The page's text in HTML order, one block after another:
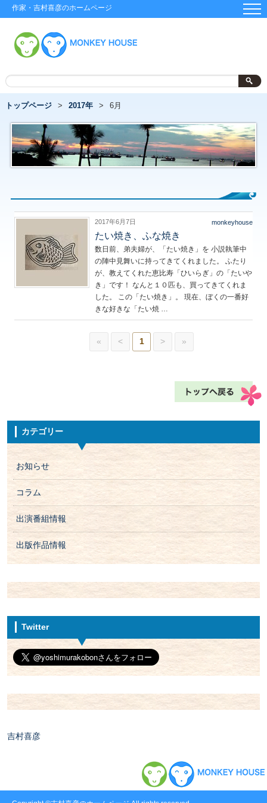
作家・吉村喜彦のホームページ
トップページ 2017年 6月
2017年6月7日 monkeyhouse
たい焼き、ふな焼き
数日前、弟夫婦が、「たい焼き」を 小説執筆中
の陣中見舞いに持ってきてくれました。 ふたり
が、教えてくれた恵比寿「ひいらぎ」の「たいや
き」です！ なんと１０匹も、買ってきてくれま
した。 この「たい焼き」。 現在、ぼくの一番好
きな好きな「たい焼 …
« < 1 > »
カテゴリー
お知らせ
コラム
出演番組情報
出版作品情報
Twitter
吉村喜彦